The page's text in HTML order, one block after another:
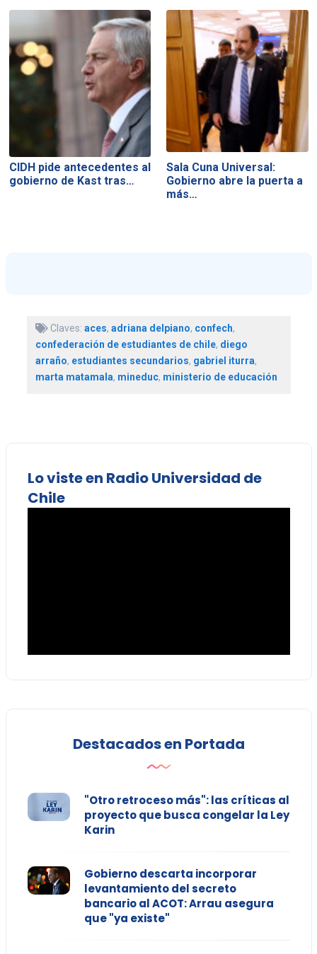
CIDH pide antecedentes al
gobierno de Kast tras…
Sala Cuna Universal:
Gobierno abre la puerta a
más…
Claves: aces, adriana delpiano, confech,
confederación de estudiantes de chile, diego
arraño, estudiantes secundarios, gabriel iturra,
marta matamala, mineduc, ministerio de educación
Lo viste en Radio Universidad de
Chile
Destacados en Portada
"Otro retroceso más": las críticas al
proyecto que busca congelar la Ley
Karin
Gobierno descarta incorporar
levantamiento del secreto
bancario al ACOT: Arrau asegura
que "ya existe"